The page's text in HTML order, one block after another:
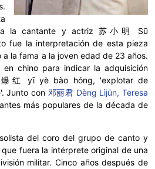
la cantante y actriz 苏小明 Sū
fue la interpretación de esta pieza
la fama a la joven edad de 23 años.
en chino para indicar la adquisición
红 yī yè bào hóng, 'explotar de
Junto con 邓丽君 Dèng Lìjūn, Teresa
más populares de la década de
del coro del grupo de canto y
fuera la intérprete original de una
militar. Cinco años después de